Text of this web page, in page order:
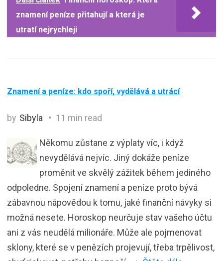
znamení peníze přitahují a která je
utratí nejrychleji
Znamení a peníze: kdo spoří, vydělává a utrácí
by Sibyla 11 min read
Někomu zůstane z výplaty víc, i když
nevydělává nejvíc. Jiný dokáže peníze
proměnit ve skvělý zážitek během jediného
odpoledne. Spojení znamení a peníze proto bývá
zábavnou nápovědou k tomu, jaké finanční návyky si
možná nesete. Horoskop neurčuje stav vašeho účtu
ani z vás neudělá milionáře. Může ale pojmenovat
sklony, které se v penězích projevují, třeba trpělivost,